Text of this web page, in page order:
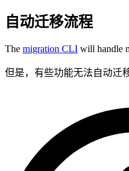
自动迁移流程
The migration CLI will handle
但是，有些功能无法自动迁